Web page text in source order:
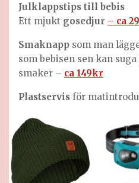
Julklappstips till bebis
Ett mjukt gosedjur – ca
Smaknapp som man
som bebisen sen kan
smaker – ca 149kr
Plastservis för